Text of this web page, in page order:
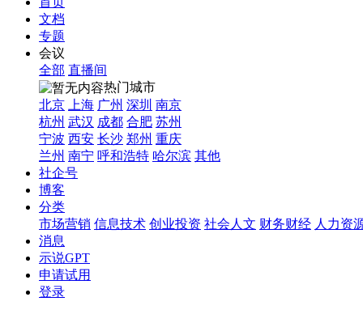
文档
专题
会议
全部 直播间
热门城市
北京
上海 广州 深圳 南京
杭州 武汉 成都 合肥 苏州
宁波 西安 长沙 郑州 重庆
兰州 南宁 呼和浩特 哈尔滨 其他
社企号
博客
分类
市场营销 信息技术 创业投资 社会人文 财务财经 人力资
消息
示说GPT
申请试用
登录